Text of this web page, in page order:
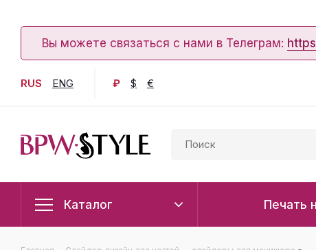
Вы можете связаться с нами в Телеграм:
RUS ENG ₽ $ €
Каталог Печать